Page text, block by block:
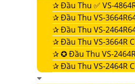
✰Đầu Thu ✅ VS-
✰Đầu Thu VS-
✰Đầu Thu VS-
✰Đầu Thu VS-3664R
✰✪ Đầu Thu VS-
✰Đầu Thu VS-2464R